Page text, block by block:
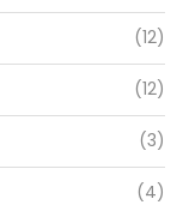
(12)
(12)
(3)
(4)